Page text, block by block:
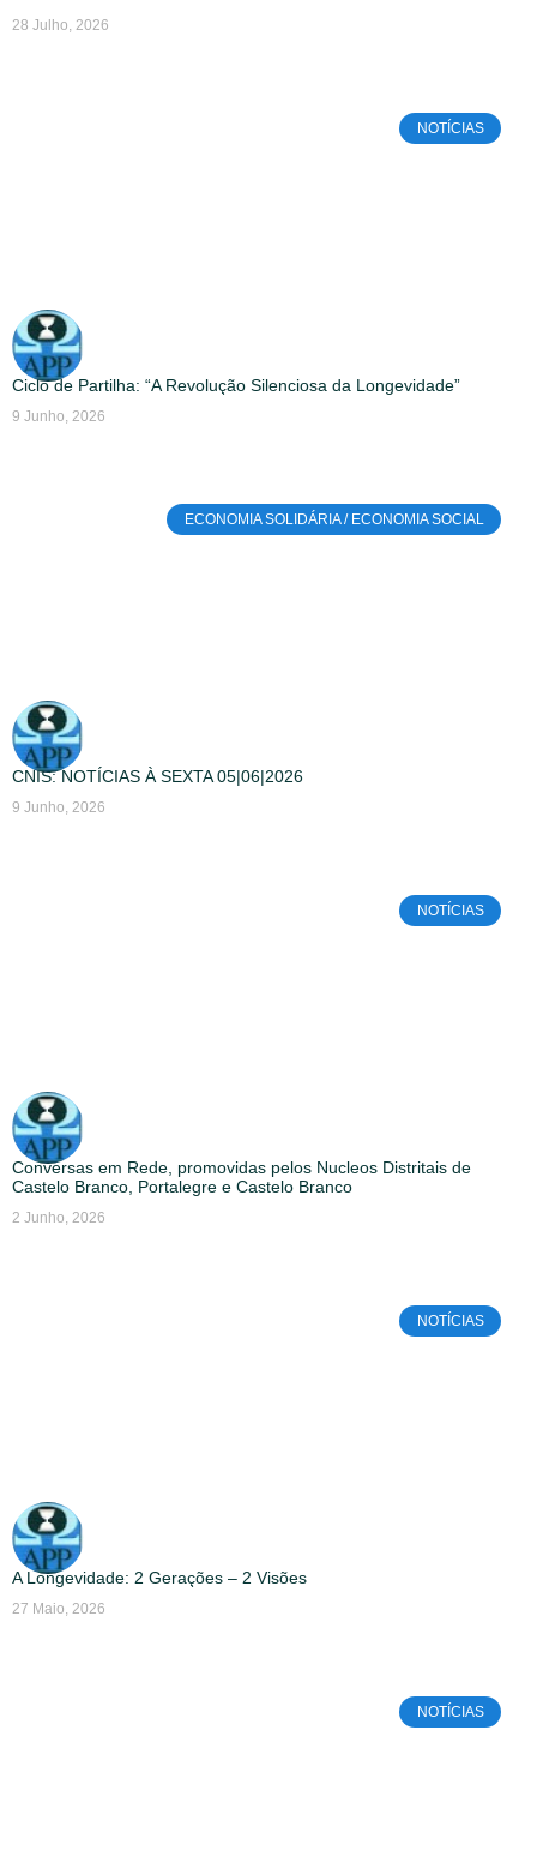
28 Julho, 2026
NOTÍCIAS
Ciclo de Partilha: “A Revolução Silenciosa da Longevidade”
9 Junho, 2026
ECONOMIA SOLIDÁRIA / ECONOMIA SOCIAL
CNIS: NOTÍCIAS À SEXTA 05|06|2026
9 Junho, 2026
NOTÍCIAS
Conversas em Rede, promovidas pelos Nucleos Distritais de
Castelo Branco, Portalegre e Castelo Branco
2 Junho, 2026
NOTÍCIAS
A Longevidade: 2 Gerações – 2 Visões
27 Maio, 2026
NOTÍCIAS